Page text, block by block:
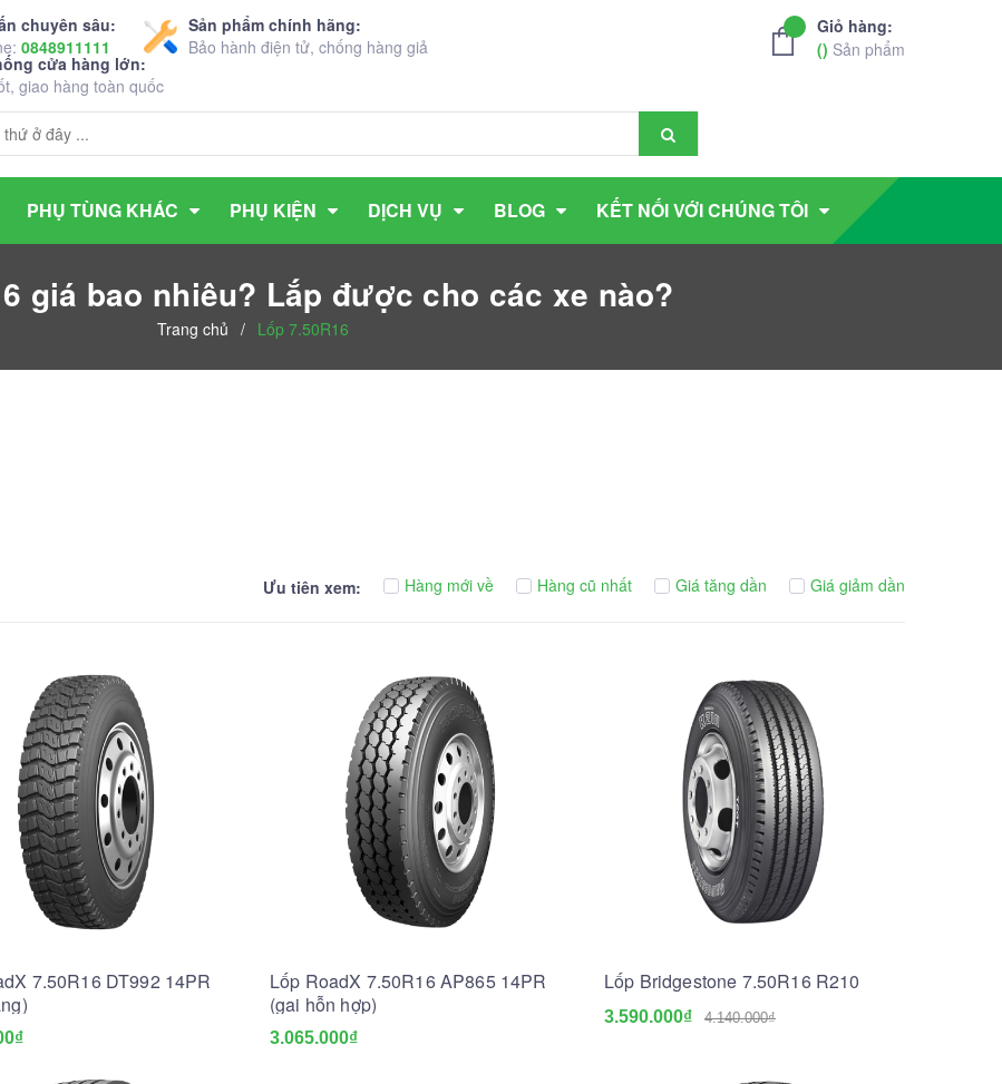
chuyên sâu:
0848911111
Sản phẩm chính hãng:
Bảo hành điện tử, chống hàng giả
cửa hàng lớn:
giao hàng toàn quốc
Giỏ hàng:
() Sản phẩm
PHỤ TÙNG KHÁC PHỤ KIỆN DỊCH VỤ BLOG KẾT NỐI VỚI CHÚNG TÔI
giá bao nhiêu? Lắp được cho các xe nào?
Trang chủ / Lốp 7.50R16
Ưu tiên xem: Hàng mới về Hàng cũ nhất Giá tăng dần Giá giảm dần
7.50R16 DT992 14PR
Lốp RoadX 7.50R16 AP865 14PR
(gai hỗn hợp)
3.065.000₫
Lốp Bridgestone 7.50R16 R210
3.590.000₫ 4.140.000₫